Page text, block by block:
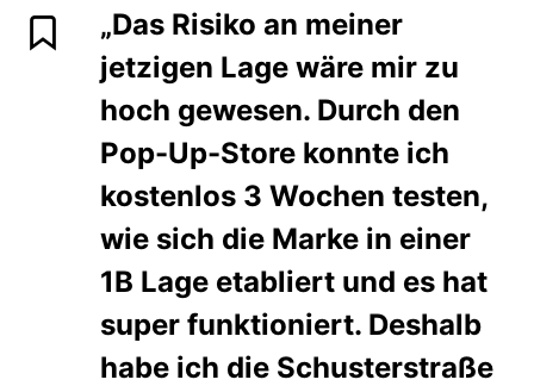
„Das Risiko an meiner
jetzigen Lage wäre mir zu
hoch gewesen. Durch den
Pop-Up-Store konnte ich
kostenlos 3 Wochen testen,
wie sich die Marke in einer
1B Lage etabliert und es hat
super funktioniert. Deshalb
habe ich die Schusterstraße